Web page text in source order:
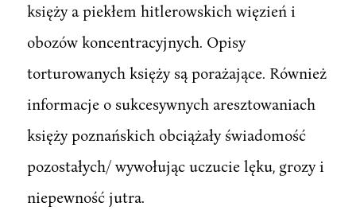
księży a piekłem hitlerowskich więzień i
obozów koncentracyjnych. Opisy
torturowanych księży są porażające. Również
informacje o sukcesywnych aresztowaniach
księży poznańskich obciążały świadomość
pozostałych/ wywołując uczucie lęku, grozy i
niepewność jutra.